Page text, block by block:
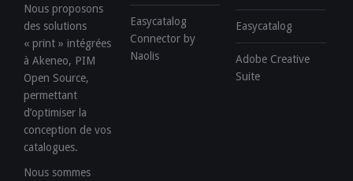
Nous proposons
des solutions
« print » intégrées
à Akeneo, PIM
Open Source,
permettant
d’optimiser la
conception de vos
catalogues.
Nous sommes
Easycatalog
Connector by
Naolis
Easycatalog
Adobe Creative
Suite